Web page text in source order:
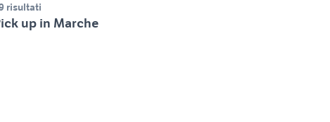
risultati
up in Marche